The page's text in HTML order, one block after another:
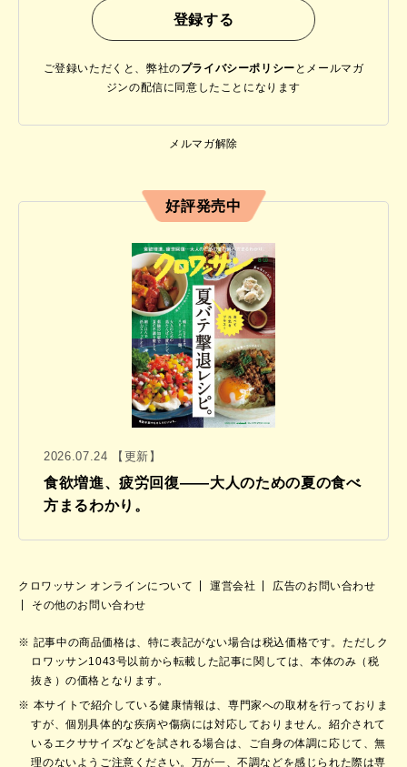
ご登録いただくと、弊社のプライバシーポリシー と メールマガ
ジンの配信に同意したことになります
メルマガ解除
好評発売中
2026.07.24 【更新】
食欲増進、疲労回復——大人のための夏の食べ
方まるわかり。
クロワッサン オンラインについて 運営会社
広告のお問い合わせ
その他のお問い合わせ
記事中の商品価格は、特に表記がない場合は税込価格です。ただしク
ロワッサン1043号以前から転載した記事に関しては、本体のみ（税
抜き）の価格となります。
本サイトで紹介している健康情報は、専門家への取材を行っておりま
すが、個別具体的な疾病や傷病には対応しておりません。紹介されて
いるエクササイズなどを試される場合は、ご自身の体調に応じて、無
理のないようご注意ください。万が一、不調などを感じられた際は専